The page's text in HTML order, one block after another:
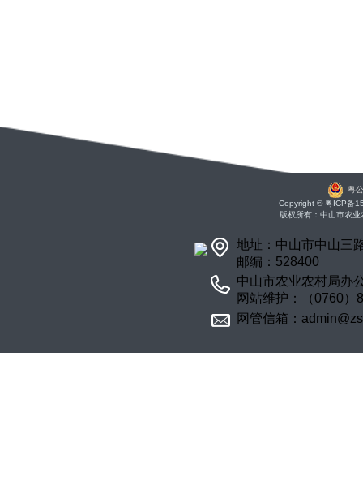
粤
Copyright © 粤ICP备
版权所有：中山市农业
地址：中山市中山三
邮编：528400
中山市农业农村局办
网站维护：（0760）
网管信箱：